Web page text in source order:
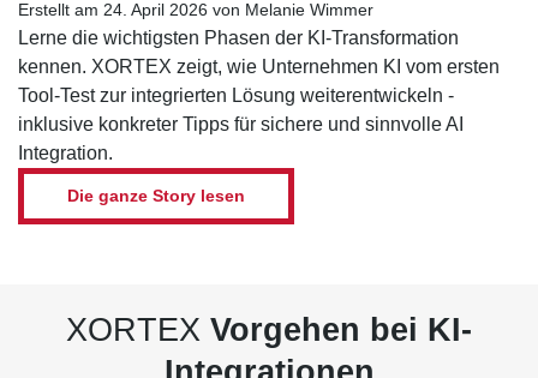
Erstellt am 24. April 2026 von Melanie Wimmer
Lerne die wichtigsten Phasen der KI-Transformation
kennen. XORTEX zeigt, wie Unternehmen KI vom ersten
Tool-Test zur integrierten Lösung weiterentwickeln -
inklusive konkreter Tipps für sichere und sinnvolle AI
Integration.
Die ganze Story lesen
XORTEX Vorgehen bei KI-